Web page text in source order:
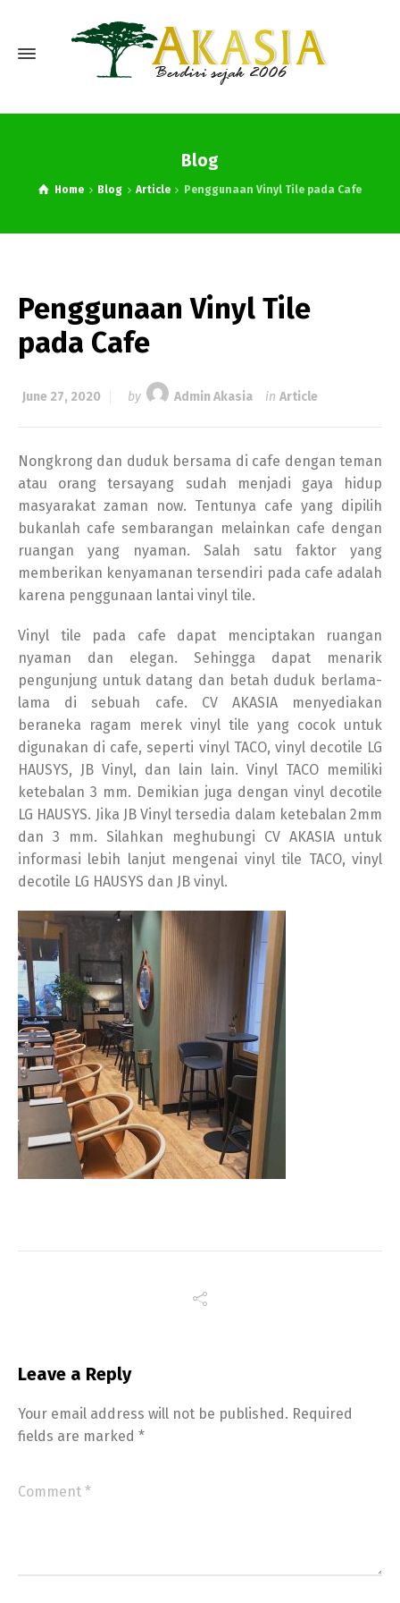
Blog
Home Blog Article Penggunaan Vinyl Tile pada Cafe
Penggunaan Vinyl Tile
pada Cafe
June 27, 2020 by Admin Akasia in Article
Nongkrong dan duduk bersama di cafe dengan teman
atau orang tersayang sudah menjadi gaya hidup
masyarakat zaman now. Tentunya cafe yang dipilih
bukanlah cafe sembarangan melainkan cafe dengan
ruangan yang nyaman. Salah satu faktor yang
memberikan kenyamanan tersendiri pada cafe adalah
karena penggunaan lantai vinyl tile.
Vinyl tile pada cafe dapat menciptakan ruangan
nyaman dan elegan. Sehingga dapat menarik
pengunjung untuk datang dan betah duduk berlama-
lama di sebuah cafe. CV AKASIA menyediakan
beraneka ragam merek vinyl tile yang cocok untuk
digunakan di cafe, seperti vinyl TACO, vinyl decotile LG
HAUSYS, JB Vinyl, dan lain lain. Vinyl TACO memiliki
ketebalan 3 mm. Demikian juga dengan vinyl decotile
LG HAUSYS. Jika JB Vinyl tersedia dalam ketebalan 2mm
dan 3 mm. Silahkan meghubungi CV AKASIA untuk
informasi lebih lanjut mengenai vinyl tile TACO, vinyl
decotile LG HAUSYS dan JB vinyl.
Leave a Reply
Your email address will not be published. Required
fields are marked *